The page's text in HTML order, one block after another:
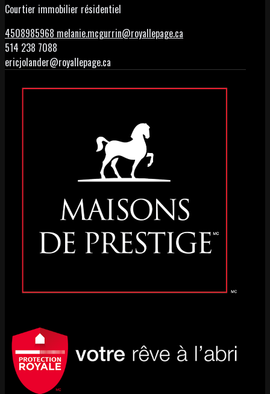
Courtier immobilier résidentiel
4508985968 melanie.mcgurrin@royallepage.ca
514 238 7088
ericjolander@royallepage.ca